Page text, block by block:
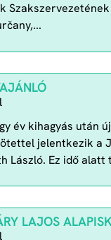
év kihagyás után új
jelentkezik a
László. Ez idő alatt
LAJOS